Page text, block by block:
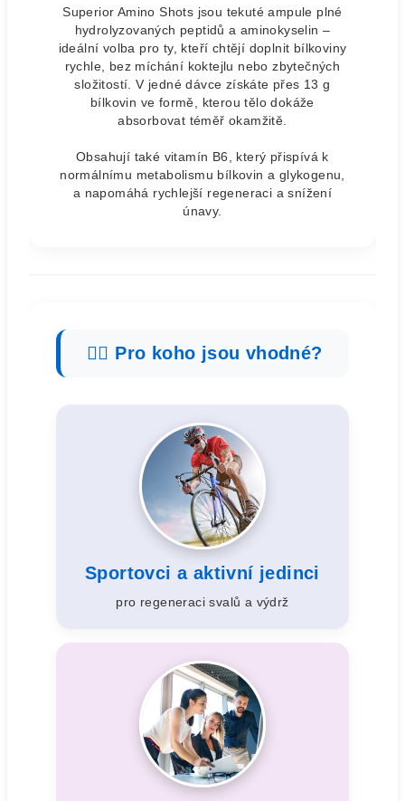
Superior Amino Shots jsou tekuté ampule plné
hydrolyzovaných peptidů a aminokyselin –
ideální volba pro ty, kteří chtějí doplnit bílkoviny
rychle, bez míchání koktejlu nebo zbytečných
složitostí. V jedné dávce získáte přes 13 g
bílkovin ve formě, kterou tělo dokáže
absorbovat téměř okamžitě.
Obsahují také vitamín B6, který přispívá k
normálnímu metabolismu bílkovin a glykogenu,
a napomáhá rychlejší regeneraci a snížení
únavy.
🏋️‍♂️ Pro koho jsou vhodné?
Sportovci a aktivní jedinci
pro regeneraci svalů a výdrž